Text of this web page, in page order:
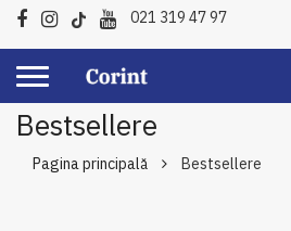
021 319 47 97
Bestsellere
Pagina principală Bestsellere